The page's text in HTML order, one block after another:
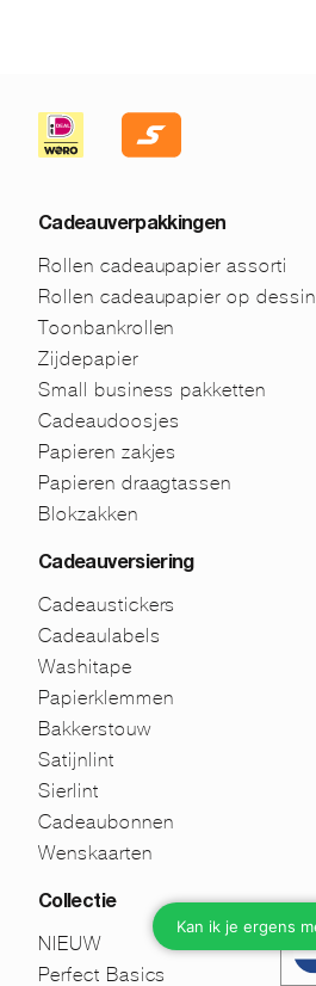
Cadeauverpakkingen
Rollen cadeaupapier assorti
Rollen cadeaupapier op dessin
Toonbankrollen
Zijdepapier
Small business pakketten
Cadeaudoosjes
Papieren zakjes
Papieren draagtassen
Blokzakken
Cadeauversiering
Cadeaustickers
Cadeaulabels
Washitape
Papierklemmen
Bakkerstouw
Satijnlint
Sierlint
Cadeaubonnen
Wenskaarten
Collectie
NIEUW
Perfect Basics